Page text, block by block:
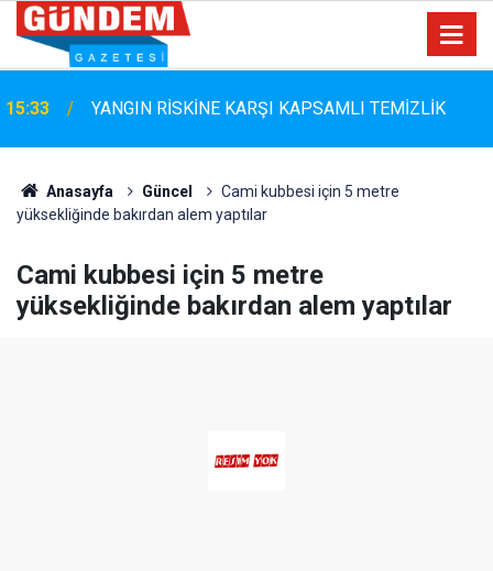
15:06
Marmaris Belediyespor'da Altyapıya Güçlü Takviye:
Mustafa Çolakoğlu ile Sözleşme İmzalandı
Anasayfa Güncel
Cami kubbesi için 5 metre
yüksekliğinde bakırdan alem yaptılar
Cami kubbesi için 5 metre
yüksekliğinde bakırdan alem yaptılar